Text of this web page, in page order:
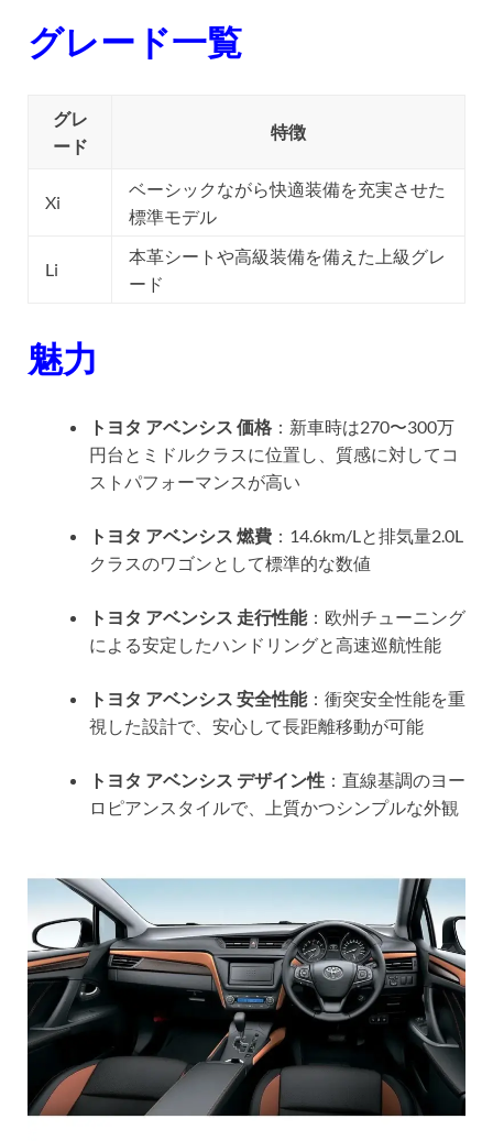
グレード一覧
グレ
ード
特徴
Xi
ベーシックながら快適装備を充実させた
標準モデル
Li
本革シートや高級装備を備えた上級グレ
ード
魅力
トヨタ アベンシス 価格 ：新車時は270〜300万
円台とミドルクラスに位置し、質感に対してコ
ストパフォーマンスが高い
トヨタ アベンシス 燃費 ：14.6km/Lと排気量2.0L
クラスのワゴンとして標準的な数値
トヨタ アベンシス 走行性能：欧州チューニング
による安定したハンドリングと高速巡航性能
トヨタ アベンシス 安全性能：衝突安全性能を重
視した設計で、安心して長距離移動が可能
トヨタ アベンシス デザイン性 ：直線基調のヨー
ロピアンスタイルで、上質かつシンプルな外観